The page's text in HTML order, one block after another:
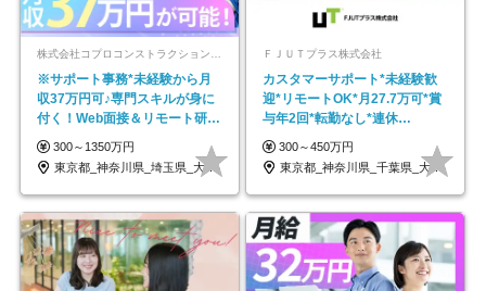
株式会社コプロコンストラクション【東証プライム上場コプロ・ホールディングス子会社】
※サポート事務*未経験から月
収37万円可♪専門スキルが身に
付く！Web面接＆リモート研修
も充実♪/a
300～1350万円
東京都_神奈川県_埼玉県_大阪府_愛知県…
ＦＪＵＴプラス株式会社
カスタマーサポート*未経験歓
迎*リモートOK*月27.7万可*賞
与年2回*転勤なし*連休
OK/ZE010232
300～450万円
東京都_神奈川県_千葉県_大阪府_愛知県…